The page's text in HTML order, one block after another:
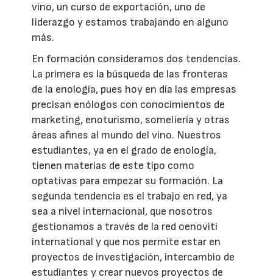
vino, un curso de exportación, uno de
liderazgo y estamos trabajando en alguno
más.
En formación consideramos dos tendencias.
La primera es la búsqueda de las fronteras
de la enología, pues hoy en día las empresas
precisan enólogos con conocimientos de
marketing, enoturismo, someliería y otras
áreas afines al mundo del vino. Nuestros
estudiantes, ya en el grado de enología,
tienen materias de este tipo como
optativas para empezar su formación. La
segunda tendencia es el trabajo en red, ya
sea a nivel internacional, que nosotros
gestionamos a través de la red oenoviti
international y que nos permite estar en
proyectos de investigación, intercambio de
estudiantes y crear nuevos proyectos de